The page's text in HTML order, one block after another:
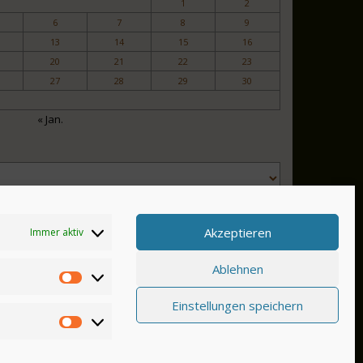
Immer aktiv Akzeptieren
Ablehnen
Einstellungen speichern
1
2
6 7 8
9
13 14 15
16
20 21 22
23
27 28 29
30
« Jan.